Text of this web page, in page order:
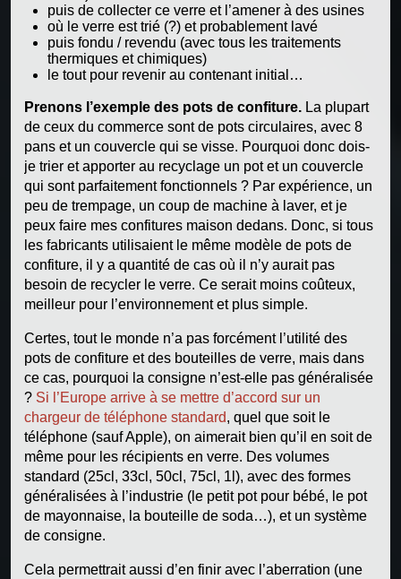
puis de collecter ce verre et l’amener à des usines
où le verre est trié (?) et probablement lavé
puis fondu / revendu (avec tous les traitements
thermiques et chimiques)
le tout pour revenir au contenant initial…
Prenons l’exemple des pots de confiture.La plupart
de ceux du commerce sont de pots circulaires, avec 8
pans et un couvercle qui se visse. Pourquoi donc dois-
je trier et apporter au recyclage un pot et un couvercle
qui sont parfaitement fonctionnels ? Par expérience, un
peu de trempage, un coup de machine à laver, et je
peux faire mes confitures maison dedans. Donc, si tous
les fabricants utilisaient le même modèle de pots de
confiture, il y a quantité de cas où il n’y aurait pas
besoin de recycler le verre. Ce serait moins coûteux,
meilleur pour l’environnement et plus simple.
Certes, tout le monde n’a pas forcément l’utilité des
pots de confiture et des bouteilles de verre, mais dans
ce cas, pourquoi la consigne n’est-elle pas généralisée
? Si l’Europe arrive à se mettre d’accord sur un
chargeur de téléphone standard, quel que soit le
téléphone (sauf Apple), on aimerait bien qu’il en soit de
même pour les récipients en verre. Des volumes
standard (25cl, 33cl, 50cl, 75cl, 1l), avec des formes
généralisées à l’industrie (le petit pot pour bébé, le pot
de mayonnaise, la bouteille de soda…), et un système
de consigne.
Cela permettrait aussi d’en finir avec l’aberration (une